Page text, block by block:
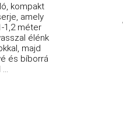
kompakt
amely
1,2 méter
élénk
majd
és bíborrá